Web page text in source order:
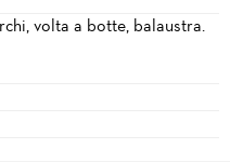
volta a botte, balaustra.